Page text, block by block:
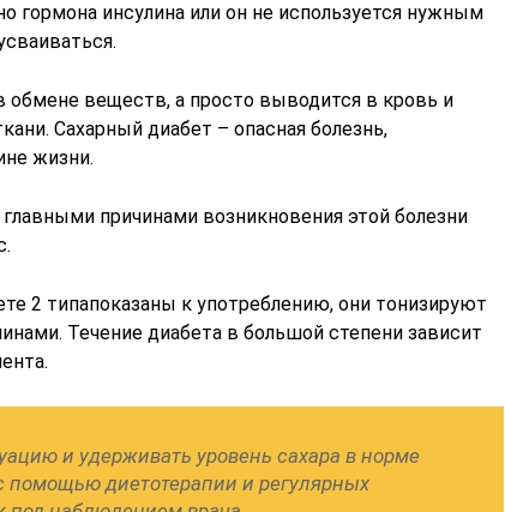
гормона инсулина или он не используется нужным
обмене веществ, а просто выводится в кровь и
Сахарный диабет – опасная болезнь,
жизни.
причинами возникновения этой болезни
2 типапоказаны к употреблению, они тонизируют
Течение диабета в большой степени зависит
и удерживать уровень сахара в норме
помощью диетотерапии и регулярных